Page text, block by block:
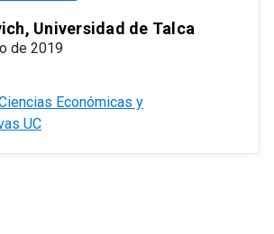
Universidad de Talca
de 2019
Económicas y
UC